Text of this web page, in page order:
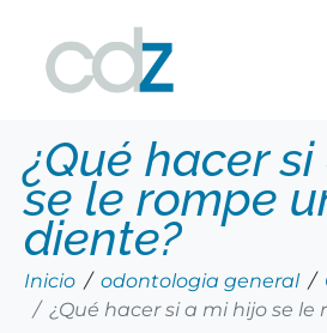
¿Qué hacer
se le rompe
diente?
Inicio odontologia general
¿Qué hacer si a mi hijo se